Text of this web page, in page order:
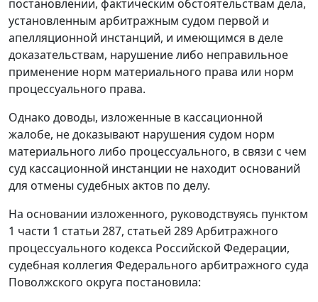
постановлении, фактическим обстоятельствам дела,
установленным арбитражным судом первой и
апелляционной инстанций, и имеющимся в деле
доказательствам, нарушение либо неправильное
применение норм материального права или норм
процессуального права.
Однако доводы, изложенные в кассационной
жалобе, не доказывают нарушения судом норм
материального либо процессуального, в связи с чем
суд кассационной инстанции не находит оснований
для отмены судебных актов по делу.
На основании изложенного, руководствуясь пунктом
1 части 1 статьи 287, статьей 289Арбитражного
процессуального кодекса Российской Федерации,
судебная коллегия Федерального арбитражного суда
Поволжского округа постановила: